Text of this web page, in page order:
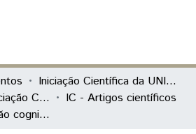
Iniciação Científica da UNILA (IC)
VI Encontro de Iniciação Científica e II Encontro de Iniciação ao Desenvolvimento Tecnológico e Inovação
IC - Artigos científicos
Análise da disfunção cognitiva em pacientes depressivos unipolares e bipolares